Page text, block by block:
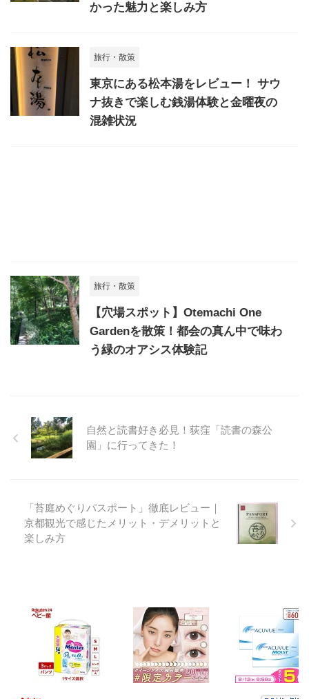
かった魅力と楽しみ方
旅行・散策
東京にある松本湯をレビュー！ サウ
ナ抜きで楽しむ銭湯体験と金曜夜の
混雑状況
旅行・散策
【穴場スポット】Otemachi One
Gardenを散策！都会の真ん中で味わ
う緑のオアシス体験記
自然と読書好き必見！荻窪「読書の森公
園」に行ってきた！
「苔庭めぐりパスポート」徹底レビュー｜
京都観光で感じたメリット・デメリットと
楽しみ方